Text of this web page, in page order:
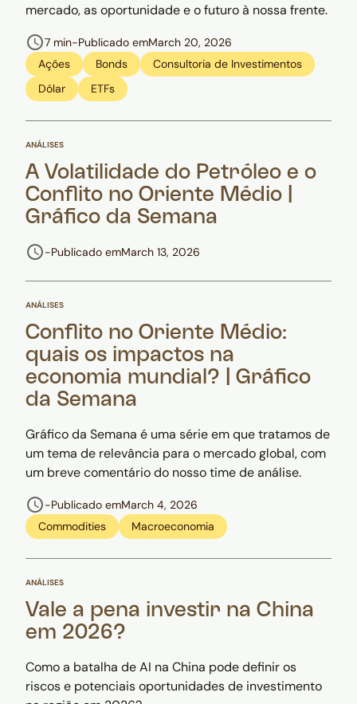
mercado, as oportunidade e o futuro à nossa frente.
7 min-Publicado emMarch 20, 2026
Ações
Bonds
Consultoria de Investimentos
Dólar
ETFs
ANÁLISES
A Volatilidade do Petróleo e o
Conflito no Oriente Médio |
Gráfico da Semana
-Publicado emMarch 13, 2026
ANÁLISES
Conflito no Oriente Médio:
quais os impactos na
economia mundial? | Gráfico
da Semana
Gráfico da Semana é uma série em que tratamos de
um tema de relevância para o mercado global, com
um breve comentário do nosso time de análise.
-Publicado emMarch 4, 2026
Commodities
Macroeconomia
ANÁLISES
Vale a pena investir na China
em 2026?
Como a batalha de AI na China pode definir os
riscos e potenciais oportunidades de investimento